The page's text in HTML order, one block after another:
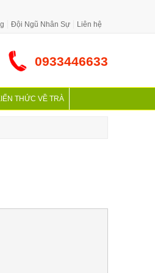
Đội Ngũ Nhân Sự Liên hệ
0933446633
THỨC VỀ TRÀ